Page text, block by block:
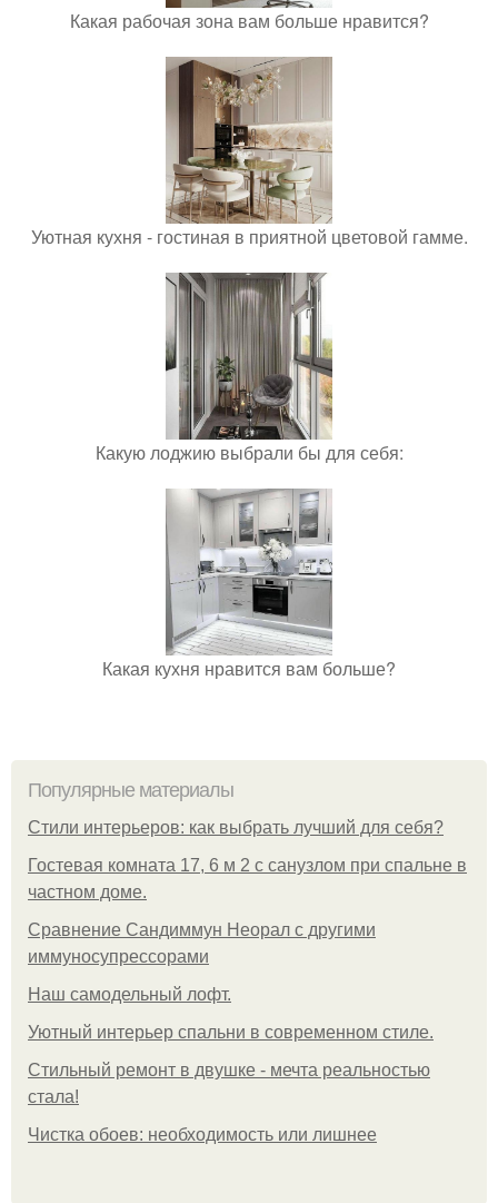
Какая рабочая зона вам больше нравится?
Уютная кухня - гостиная в приятной цветовой гамме.
Какую лоджию выбрали бы для себя:
Какая кухня нравится вам больше?
Популярные материалы
Стили интерьеров: как выбрать лучший для себя?
Гостевая комната 17, 6 м 2 с санузлом при спальне в
частном доме.
Сравнение Сандиммун Неорал с другими
иммуносупрессорами
Наш самодельный лофт.
Уютный интерьер спальни в современном стиле.
Стильный ремонт в двушке - мечта реальностью
стала!
Чистка обоев: необходимость или лишнее